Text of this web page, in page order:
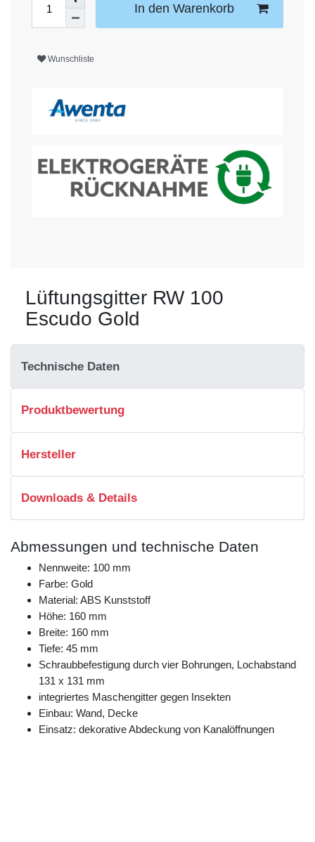
In den Warenkorb
Wunschliste
Lüftungsgitter RW 100
Escudo Gold
Technische Daten
Produktbewertung
Hersteller
Downloads & Details
Abmessungen und technische Daten
Nennweite: 100 mm
Farbe: Gold
Material: ABS Kunststoff
Höhe: 160 mm
Breite: 160 mm
Tiefe: 45 mm
Schraubbefestigung durch vier Bohrungen, Lochabstand
131 x 131 mm
integriertes Maschengitter gegen Insekten
Einbau: Wand, Decke
Einsatz: dekorative Abdeckung von Kanalöffnungen